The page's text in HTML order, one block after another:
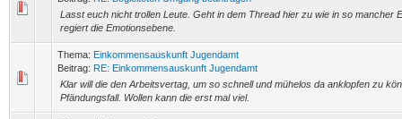
Lasst euch nicht trollen Leute. Geht in dem Thread hier zu wie in so mancher
regiert die Emotionsebene.
Thema: Einkommensauskunft Jugendamt
Beitrag: RE: Einkommensauskunft Jugendamt
Klar will die den Arbeitsvertag, um so schnell und mühelos da anklopfen zu
Pfändungsfall. Wollen kann die erst mal viel.